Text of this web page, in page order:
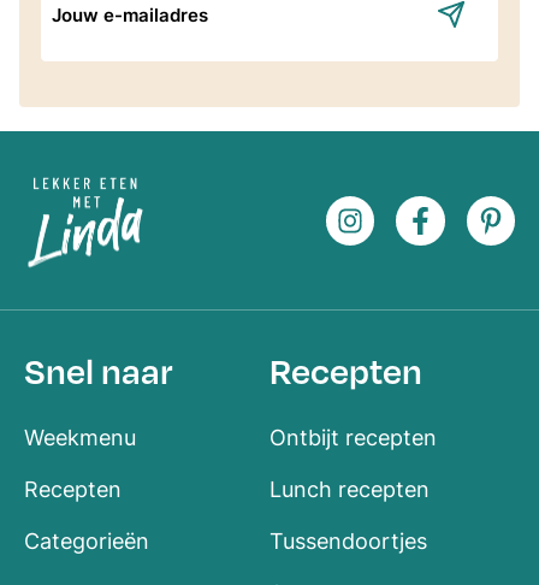
mailadres
Snel naar
Weekmenu
Recepten
Categorieën
Recepten
Ontbijt recepten
Lunch recepten
Tussendoortjes